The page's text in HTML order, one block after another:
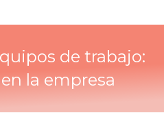
de trabajo:
la empresa